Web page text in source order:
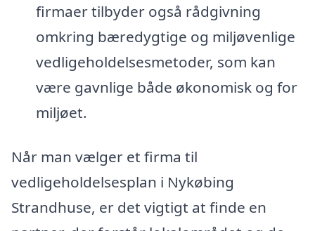
firmaer tilbyder også rådgivning
omkring bæredygtige og miljøvenlige
vedligeholdelsesmetoder, som kan
være gavnlige både økonomisk og for
miljøet.
Når man vælger et firma til
vedligeholdelsesplan i Nykøbing
Strandhuse, er det vigtigt at finde en